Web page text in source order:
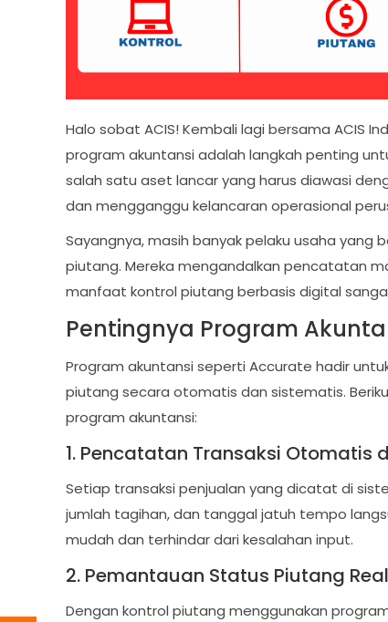
Halo sobat ACIS! Kembali lagi bersama ACIS
program akuntansi adalah langkah penting
salah satu aset lancar yang harus diawasi
dan mengganggu kelancaran operasional
Sayangnya, masih banyak pelaku usaha
piutang. Mereka mengandalkan pencatatan
manfaat kontrol piutang berbasis digital
Pentingnya Program
Program akuntansi seperti Accurate hadir
piutang secara otomatis dan sistematis.
program akuntansi:
1. Pencatatan Transaksi Otomatis
Setiap transaksi penjualan yang dicatat di
jumlah tagihan, dan tanggal jatuh tempo
mudah dan terhindar dari kesalahan input.
2. Pemantauan Status Piutang
Dengan kontrol piutang menggunakan